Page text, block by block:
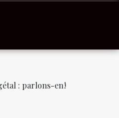
: parlons-en !